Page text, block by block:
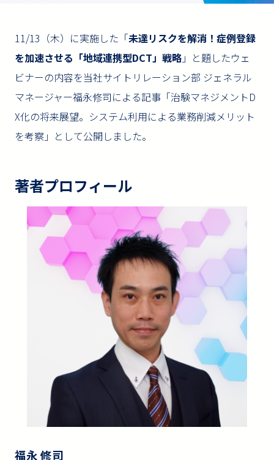
11/13（木）に実施した「未達リスクを解消！症例登録
を加速させる「地域連携型DCT」戦略 」と題したウェ
ビナーの内容を当社サイトリレーション部 ジェネラル
マネージャー福永修司による記事「治験マネジメントD
X化の将来展望。システム利用による業務削減メリット
を考察」として公開しました。
著者プロフィール
福永 修司